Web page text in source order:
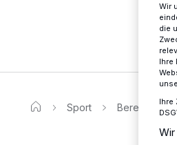
Sport Bereits
Wir
die
Ihre
Ihre